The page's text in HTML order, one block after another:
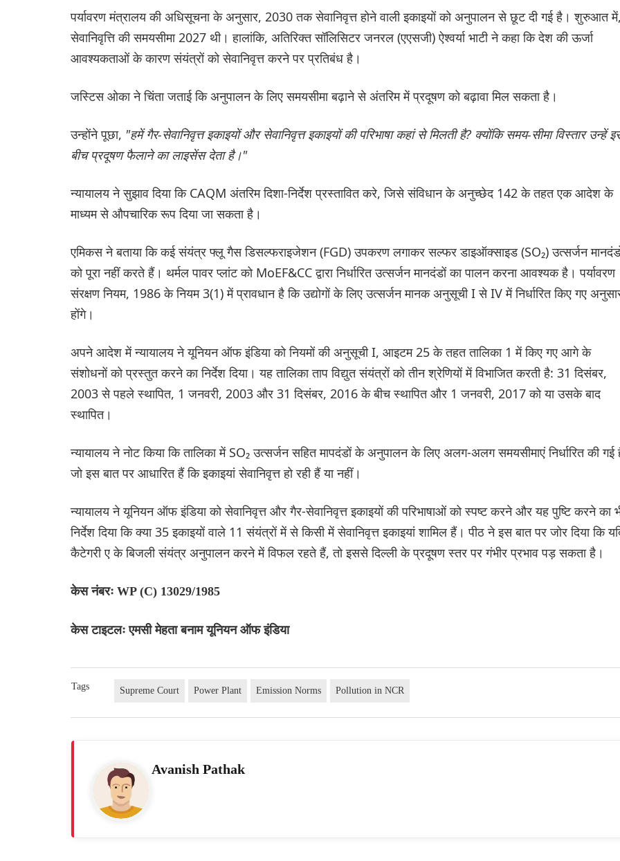
पर्यावरण मंत्रालय की अधिसूचना के अनुसार, 2030 तक सेवानिवृत्त होने वाली इकाइयों को अनुपालन से छूट दी गई है। शुरुआत
सेवानिवृत्ति की समयसीमा 2027 थी। हालांकि, अतिरिक्त सॉलिसिटर जनरल (एएसजी) ऐश्वर्या भाटी ने कहा कि देश की ऊर्जा
आवश्यकताओं के कारण संयंत्रों को सेवानिवृत्त करने पर प्रतिबंध है।
जस्टिस ओका ने चिंता जताई कि अनुपालन के लिए समयसीमा बढ़ाने से अंतरिम में प्रदूषण को बढ़ावा मिल सकता है।
उन्होंने पूछा, "हमें गैर-सेवानिवृत्त इकाइयों और सेवानिवृत्त इकाइयों की परिभाषा कहां से मिलती है? क्योंकि समय-सीमा विस्तार उन्हें
बीच प्रदूषण फैलाने का लाइसेंस देता है।"
न्यायालय ने सुझाव दिया कि CAQM अंतरिम दिशा-निर्देश प्रस्तावित करे, जिसे संविधान के अनुच्छेद 142 के तहत एक आदेश के
माध्यम से औपचारिक रूप दिया जा सकता है।
एमिकस ने बताया कि कई संयंत्र फ्लू गैस डिसल्फराइजेशन (FGD) उपकरण लगाकर सल्फर डाइऑक्साइड (SO₂) उत्सर्जन
को पूरा नहीं करते हैं। थर्मल पावर प्लांट को MoEF&CC द्वारा निर्धारित उत्सर्जन मानदंडों का पालन करना आवश्यक है। पर्यावरण
संरक्षण नियम, 1986 के नियम 3(1) में प्रावधान है कि उद्योगों के लिए उत्सर्जन मानक अनुसूची I से IV में निर्धारित किए गए
होंगे।
अपने आदेश में न्यायालय ने यूनियन ऑफ इंडिया को नियमों की अनुसूची I, आइटम 25 के तहत तालिका 1 में किए गए आगे के
संशोधनों को प्रस्तुत करने का निर्देश दिया। यह तालिका ताप विद्युत संयंत्रों को तीन श्रेणियों में विभाजित करती है: 31 दिसंबर,
2003 से पहले स्थापित, 1 जनवरी, 2003 और 31 दिसंबर, 2016 के बीच स्थापित और 1 जनवरी, 2017 को या उसके बाद
स्थापित।
न्यायालय ने नोट किया कि तालिका में SO₂ उत्सर्जन सहित मापदंडों के अनुपालन के लिए अलग-अलग समयसीमाएं निर्धारित की गई
जो इस बात पर आधारित हैं कि इकाइयां सेवानिवृत्त हो रही हैं या नहीं।
न्यायालय ने यूनियन ऑफ इंडिया को सेवानिवृत्त और गैर-सेवानिवृत्त इकाइयों की परिभाषाओं को स्पष्ट करने और यह पुष्टि करने का
निर्देश दिया कि क्या 35 इकाइयों वाले 11 संयंत्रों में से किसी में सेवानिवृत्त इकाइयां शामिल हैं। पीठ ने इस बात पर जोर दिया कि
कैटेगरी ए के बिजली संयंत्र अनुपालन करने में विफल रहते हैं, तो इससे दिल्ली के प्रदूषण स्तर पर गंभीर प्रभाव पड़ सकता है।
केस नंबरः WP (C) 13029/1985
केस टाइटलः एमसी मेहता बनाम यूनियन ऑफ इंडिया
Tags Supreme Court Power Plant Emission Norms Pollution in NCR
Avanish Pathak